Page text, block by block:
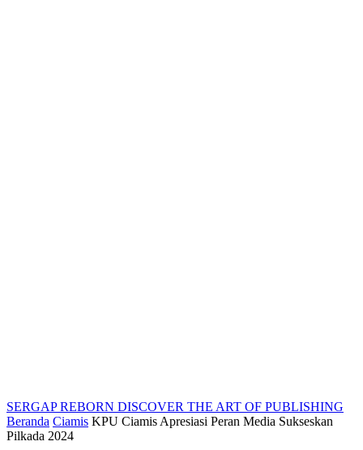
SERGAP REBORN DISCOVER THE ART OF PUBLISHING
Beranda Ciamis KPU Ciamis Apresiasi Peran Media Sukseskan
Pilkada 2024